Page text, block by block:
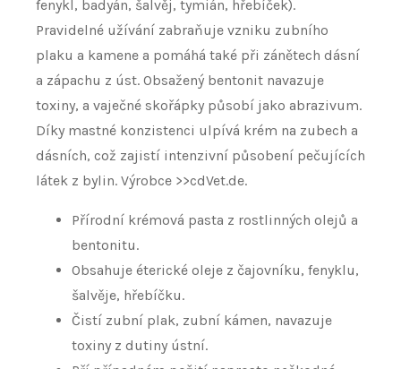
fenykl, badyán, šalvěj, tymián, hřebíček).
Pravidelné užívání zabraňuje vzniku zubního
plaku a kamene a pomáhá také při zánětech dásní
a zápachu z úst. Obsažený bentonit navazuje
toxiny, a vaječné skořápky působí jako abrazivum.
Díky mastné konzistenci ulpívá krém na zubech a
dásních, což zajistí intenzivní působení pečujících
látek z bylin. Výrobce >>cdVet.de.
Přírodní krémová pasta z rostlinných olejů a
bentonitu.
Obsahuje éterické oleje z čajovníku, fenyklu,
šalvěje, hřebíčku.
Čistí zubní plak, zubní kámen, navazuje
toxiny z dutiny ústní.